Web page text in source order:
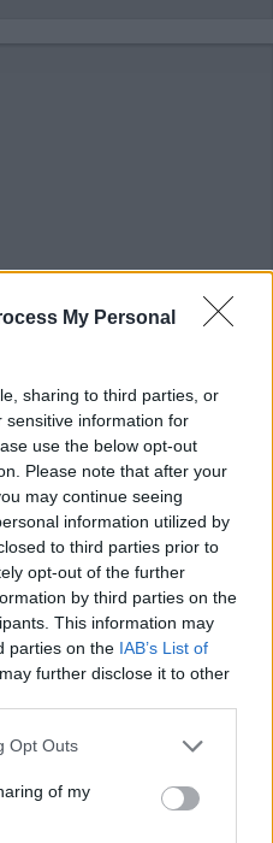
My Personal
sharing to third parties, or
sensitive information for
use the below opt-out
Please note that after your
may continue seeing
information utilized by
to third parties prior to
opt-out of the further
by third parties on the
This information may
parties on the IAB’s List of
further disclose it to other
Opt Outs
of my